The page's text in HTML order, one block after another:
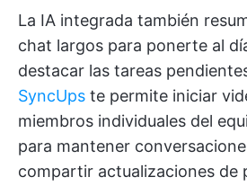
La IA integrada también
chat largos para ponerte al
destacar las tareas
SyncUps te permite iniciar
miembros individuales del
para mantener
compartir actualizaciones de